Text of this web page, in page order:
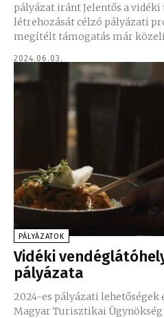
pályázat iránt Jelentős a vidéki termelői piacok
létrehozását célzó pályázati
megítélt támogatás már
2024.06.03.
PÁLYÁZATOK
Vidéki
pályázata
2024-es pályázati lehetőségek
Magyar Turisztikai